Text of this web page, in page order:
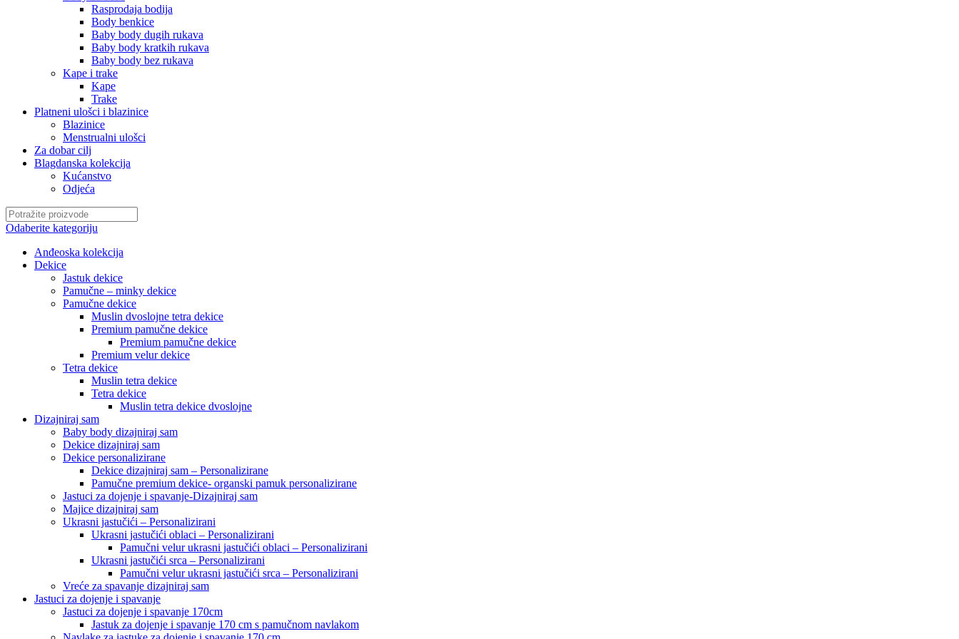
Rasprodaja bodija
Body benkice
Baby body dugih rukava
Baby body kratkih rukava
Baby body bez rukava
Kape i trake
Kape
Trake
Platneni ulošci i blazinice
Blazinice
Menstrualni ulošci
Za dobar cilj
Blagdanska kolekcija
Kućanstvo
Odjeća
Odaberite kategoriju
Anđeoska kolekcija
Dekice
Jastuk dekice
Pamučne – minky dekice
Pamučne dekice
Muslin dvoslojne tetra dekice
Premium pamučne dekice
Premium pamučne dekice
Premium velur dekice
Tetra dekice
Muslin tetra dekice
Tetra dekice
Muslin tetra dekice dvoslojne
Dizajniraj sam
Baby body dizajniraj sam
Dekice dizajniraj sam
Dekice personalizirane
Dekice dizajniraj sam – Personalizirane
Pamučne premium dekice- organski pamuk personalizirane
Jastuci za dojenje i spavanje-Dizajniraj sam
Majice dizajniraj sam
Ukrasni jastučići – Personalizirani
Ukrasni jastučići oblaci – Personalizirani
Pamučni velur ukrasni jastučići oblaci – Personalizirani
Ukrasni jastučići srca – Personalizirani
Pamučni velur ukrasni jastučići srca – Personalizirani
Vreće za spavanje dizajniraj sam
Jastuci za dojenje i spavanje
Jastuci za dojenje i spavanje 170cm
Jastuk za dojenje i spavanje 170 cm s pamučnom navlakom